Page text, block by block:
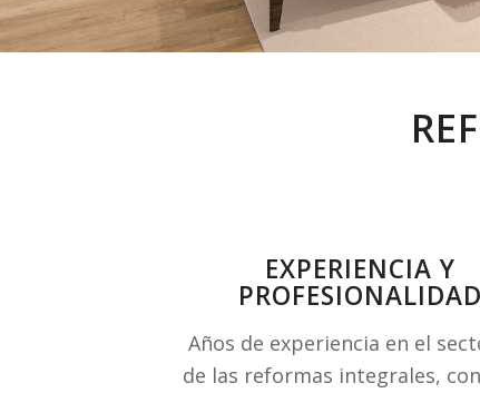
EXPERIENCIA Y
PROFESIONALIDAD
Años de experiencia en el
de las reformas integrales,